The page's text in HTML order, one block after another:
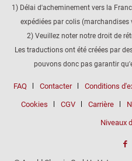
1) Délai d'acheminement vers la
expédiées par colis
2) Veuillez noter notre droit de
Les traductions ont été créées par
pouvons donc pas garantir
FAQ Contacter Conditions
Cookies CGV Carrière
Niveaux